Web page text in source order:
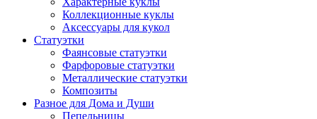
Коллекционные куклы
Аксессуары для кукол
Статуэтки
Фаянсовые статуэтки
Фарфоровые статуэтки
Металлические статуэтки
Композиты
Разное для Дома и Души
Пепельницы